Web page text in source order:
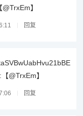
】
回复
@TrxEm】
回复